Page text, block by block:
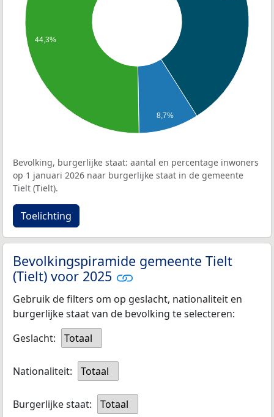
8,7%
44,3%
Bevolking, burgerlijke staat: aantal en percentage inwoners
op 1 januari 2026 naar burgerlijke staat in de gemeente
Tielt (Tielt).
Toelichting
Bevolkingspiramide gemeente Tielt
(Tielt) voor 2025
Gebruik de filters om op geslacht, nationaliteit en
burgerlijke staat van de bevolking te selecteren:
Geslacht:
Totaal
Nationaliteit: Totaal
Burgerlijke staat: Totaal